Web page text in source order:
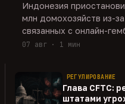
Индонезия
млн домохозяйств из-
связанных с онлайн-
07 авг · 1 мин
РЕГУЛИРОВАНИЕ
Глава CFTC:
штатами